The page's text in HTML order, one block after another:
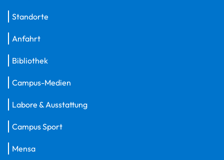
Standorte
Anfahrt
Bibliothek
Campus-Medien
Labore & Ausstattung
Campus Sport
Mensa